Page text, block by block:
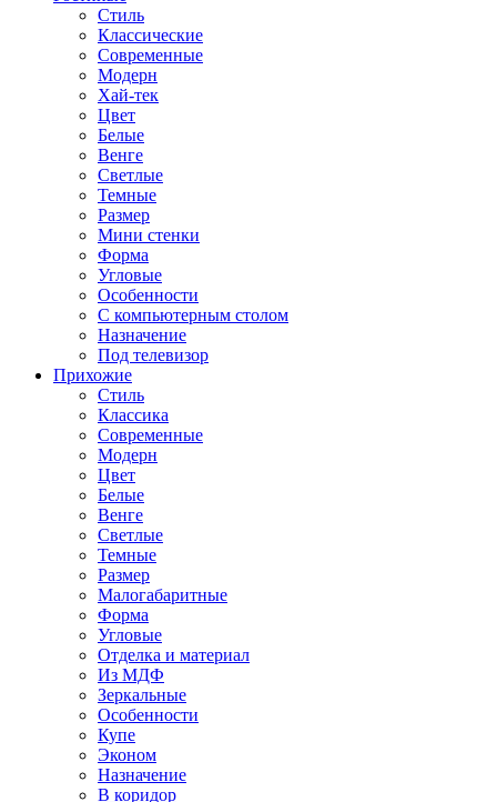
Стиль
Классические
Современные
Модерн
Хай-тек
Цвет
Белые
Венге
Светлые
Темные
Размер
Мини стенки
Форма
Угловые
Особенности
С компьютерным столом
Назначение
Под телевизор
Прихожие
Стиль
Классика
Современные
Модерн
Цвет
Белые
Венге
Светлые
Темные
Размер
Малогабаритные
Форма
Угловые
Отделка и материал
Из МДФ
Зеркальные
Особенности
Купе
Эконом
Назначение
В коридор